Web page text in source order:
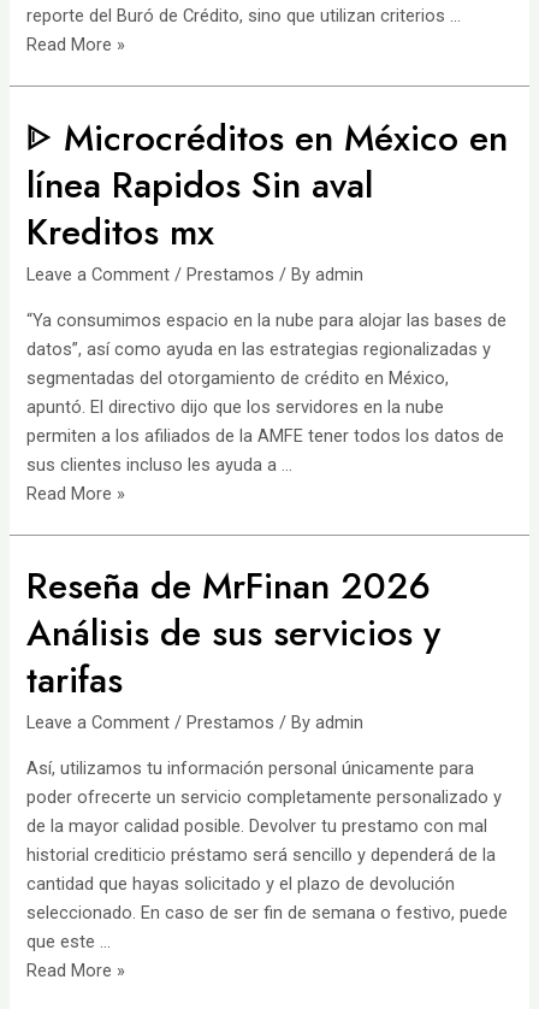
reporte del Buró de Crédito, sino que utilizan criterios …
Préstamos
de
$150000
Read More »
ᐈ Microcréditos en México en
línea Rapidos Sin aval
️Kreditos mx
Leave a Comment /Prestamos / Byadmin
“Ya consumimos espacio en la nube para alojar las bases de
datos”, así como ayuda en las estrategias regionalizadas y
segmentadas del otorgamiento de crédito en México,
apuntó. El directivo dijo que los servidores en la nube
permiten a los afiliados de la AMFE tener todos los datos de
sus clientes incluso les ayuda a …
ᐈ
México
línea
Rapidos
Sin
aval
mx
Read More »
Reseña de MrFinan 2026
Análisis de sus servicios y
tarifas
Leave a Comment / Prestamos / Byadmin
Así, utilizamos tu información personal únicamente para
poder ofrecerte un servicio completamente personalizado y
de la mayor calidad posible. Devolver tu prestamo con mal
historial crediticio préstamo será sencillo y dependerá de la
cantidad que hayas solicitado y el plazo de devolución
seleccionado. En caso de ser fin de semana o festivo, puede
que este …
Reseña
Read More »